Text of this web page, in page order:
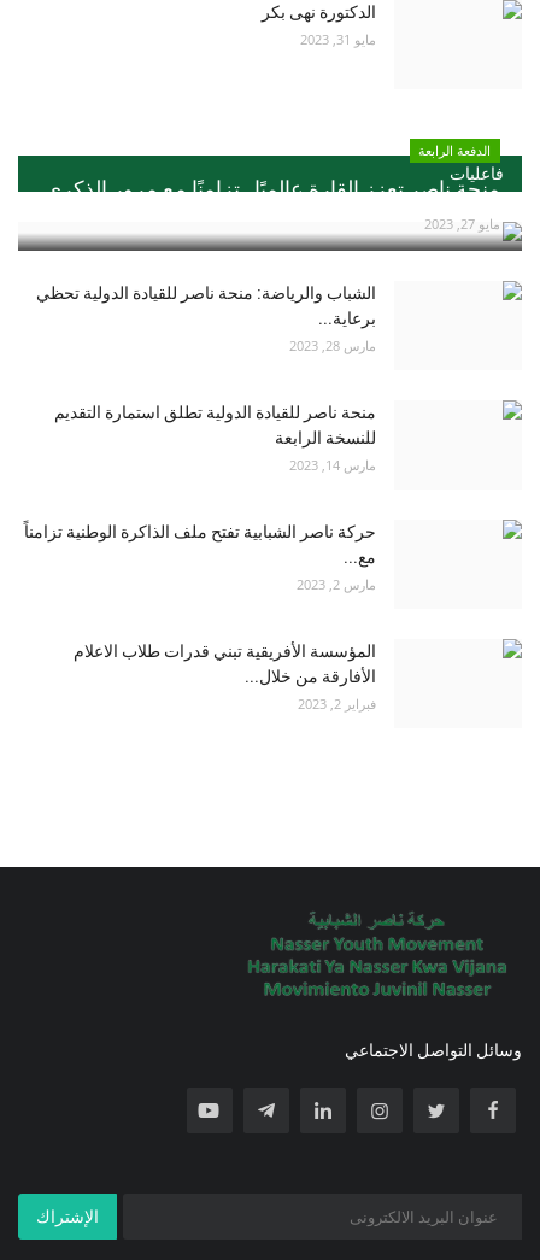
الدكتورة نهى بكر
مايو 31, 2023
فاعليات
الدفعة الرابعة
منحة ناصر تعزز القارة عالميًا ..تزامنًا مع مرور الذكري...
مايو 27, 2023
الشباب والرياضة: منحة ناصر للقيادة الدولية تحظي
برعاية...
مارس 28, 2023
منحة ناصر للقيادة الدولية تطلق استمارة التقديم
للنسخة الرابعة
مارس 14, 2023
حركة ناصر الشبابية تفتح ملف الذاكرة الوطنية تزامناً
مع...
مارس 2, 2023
المؤسسة الأفريقية تبني قدرات طلاب الاعلام
الأفارقة من خلال...
فبراير 2, 2023
وسائل التواصل الاجتماعي
الإشتراك